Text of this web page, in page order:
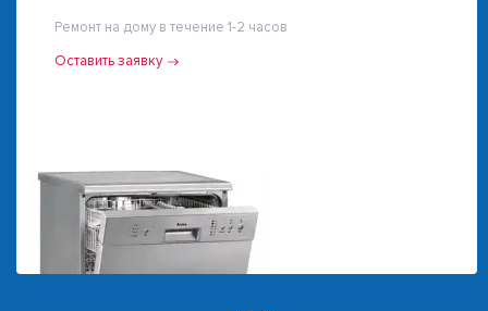
Ремонт на дому в течение 1-2 часов
Оставить заявку